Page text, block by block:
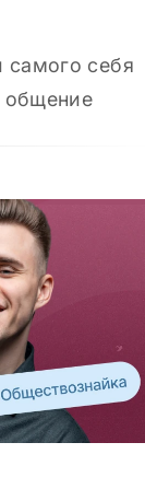
самого себя
общение